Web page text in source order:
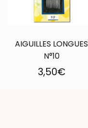
AIGUILLES LONGUES
N°10
3,50€